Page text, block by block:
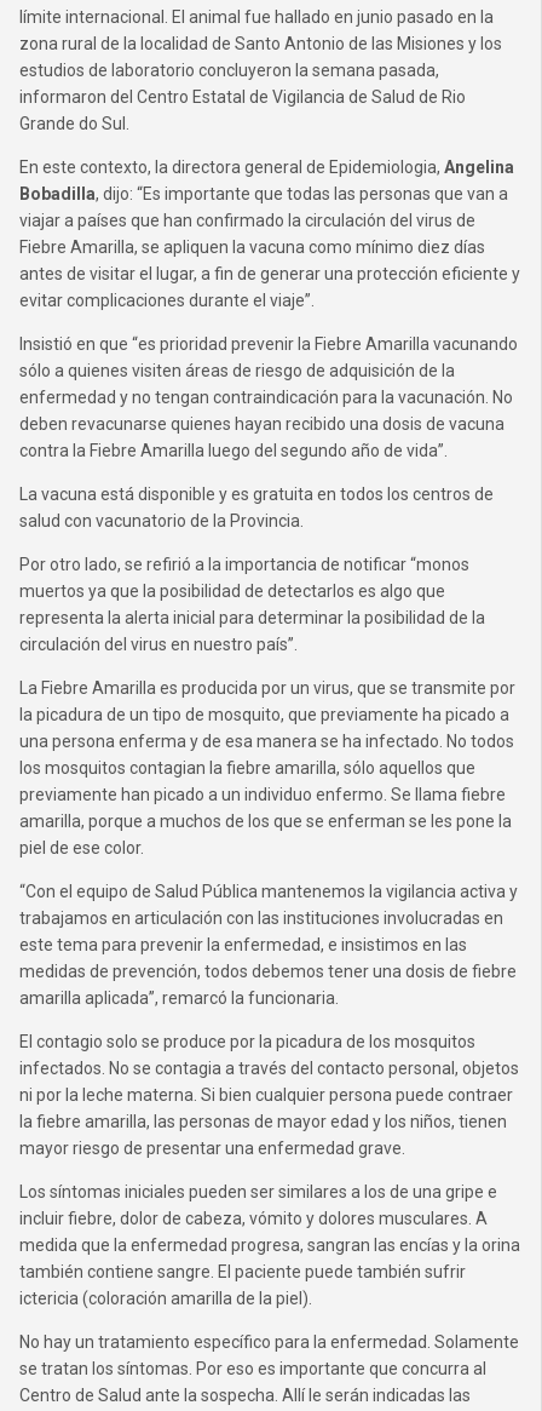
límite internacional. El animal fue hallado en junio pasado en la
zona rural de la localidad de Santo Antonio de las Misiones y los
estudios de laboratorio concluyeron la semana pasada,
informaron del Centro Estatal de Vigilancia de Salud de Rio
Grande do Sul.
En este contexto, la directora general de Epidemiologia, Angelina
Bobadilla, dijo: “Es importante que todas las personas que van a
viajar a países que han confirmado la circulación del virus de
Fiebre Amarilla, se apliquen la vacuna como mínimo diez días
antes de visitar el lugar, a fin de generar una protección eficiente y
evitar complicaciones durante el viaje”.
Insistió en que “es prioridad prevenir la Fiebre Amarilla vacunando
sólo a quienes visiten áreas de riesgo de adquisición de la
enfermedad y no tengan contraindicación para la vacunación. No
deben revacunarse quienes hayan recibido una dosis de vacuna
contra la Fiebre Amarilla luego del segundo año de vida”.
La vacuna está disponible y es gratuita en todos los centros de
salud con vacunatorio de la Provincia.
Por otro lado, se refirió a la importancia de notificar “monos
muertos ya que la posibilidad de detectarlos es algo que
representa la alerta inicial para determinar la posibilidad de la
circulación del virus en nuestro país”.
La Fiebre Amarilla es producida por un virus, que se transmite por
la picadura de un tipo de mosquito, que previamente ha picado a
una persona enferma y de esa manera se ha infectado. No todos
los mosquitos contagian la fiebre amarilla, sólo aquellos que
previamente han picado a un individuo enfermo. Se llama fiebre
amarilla, porque a muchos de los que se enferman se les pone la
piel de ese color.
“Con el equipo de Salud Pública mantenemos la vigilancia activa y
trabajamos en articulación con las instituciones involucradas en
este tema para prevenir la enfermedad, e insistimos en las
medidas de prevención, todos debemos tener una dosis de fiebre
amarilla aplicada”, remarcó la funcionaria.
El contagio solo se produce por la picadura de los mosquitos
infectados. No se contagia a través del contacto personal, objetos
ni por la leche materna. Si bien cualquier persona puede contraer
la fiebre amarilla, las personas de mayor edad y los niños, tienen
mayor riesgo de presentar una enfermedad grave.
Los síntomas iniciales pueden ser similares a los de una gripe e
incluir fiebre, dolor de cabeza, vómito y dolores musculares. A
medida que la enfermedad progresa, sangran las encías y la orina
también contiene sangre. El paciente puede también sufrir
ictericia (coloración amarilla de la piel).
No hay un tratamiento específico para la enfermedad. Solamente
se tratan los síntomas. Por eso es importante que concurra al
Centro de Salud ante la sospecha. Allí le serán indicadas las